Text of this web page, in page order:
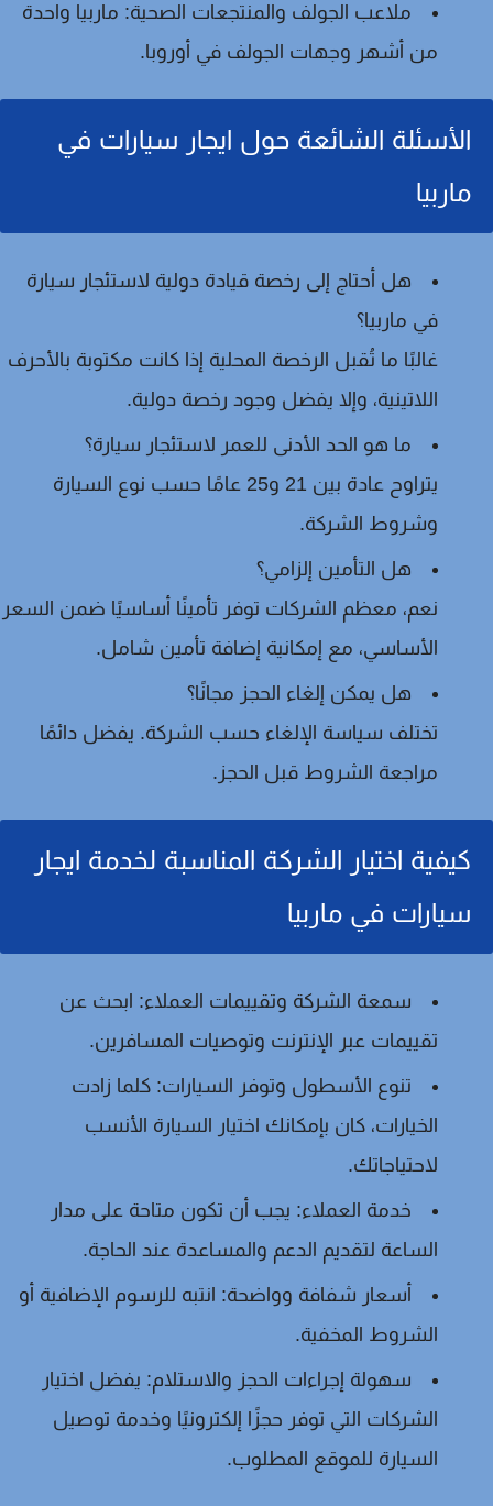
ملاعب الجولف والمنتجعات الصحية:ماربيا واحدة
من أشهر وجهات الجولف في أوروبا.
الأسئلة الشائعة حول ايجار سيارات في
ماربيا
هل أحتاج إلى رخصة قيادة دولية لاستئجار سيارة
في ماربيا؟
غالبًا ما تُقبل الرخصة المحلية إذا كانت مكتوبة بالأحرف
اللاتينية، وإلا يفضل وجود رخصة دولية.
ما هو الحد الأدنى للعمر لاستئجار سيارة؟
يتراوح عادة بين 21 و25 عامًا حسب نوع السيارة
وشروط الشركة.
هل التأمين إلزامي؟
نعم، معظم الشركات توفر تأمينًا أساسيًا ضمن السعر
الأساسي، مع إمكانية إضافة تأمين شامل.
هل يمكن إلغاء الحجز مجانًا؟
تختلف سياسة الإلغاء حسب الشركة. يفضل دائمًا
مراجعة الشروط قبل الحجز.
كيفية اختيار الشركة المناسبة لخدمة ايجار
سيارات في ماربيا
سمعة الشركة وتقييمات العملاء:ابحث عن
تقييمات عبر الإنترنت وتوصيات المسافرين.
تنوع الأسطول وتوفر السيارات:كلما زادت
الخيارات، كان بإمكانك اختيار السيارة الأنسب
لاحتياجاتك.
خدمة العملاء:يجب أن تكون متاحة على مدار
الساعة لتقديم الدعم والمساعدة عند الحاجة.
أسعار شفافة وواضحة:انتبه للرسوم الإضافية أو
الشروط المخفية.
سهولة إجراءات الحجز والاستلام:يفضل اختيار
الشركات التي توفر حجزًا إلكترونيًا وخدمة توصيل
السيارة للموقع المطلوب.